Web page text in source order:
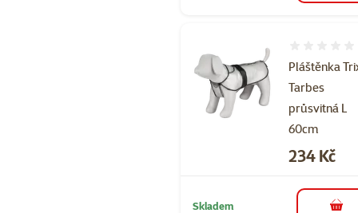
Pláštěnka
Tarbes
průsvitná L
60cm
Cena
234 Kč
Skladem